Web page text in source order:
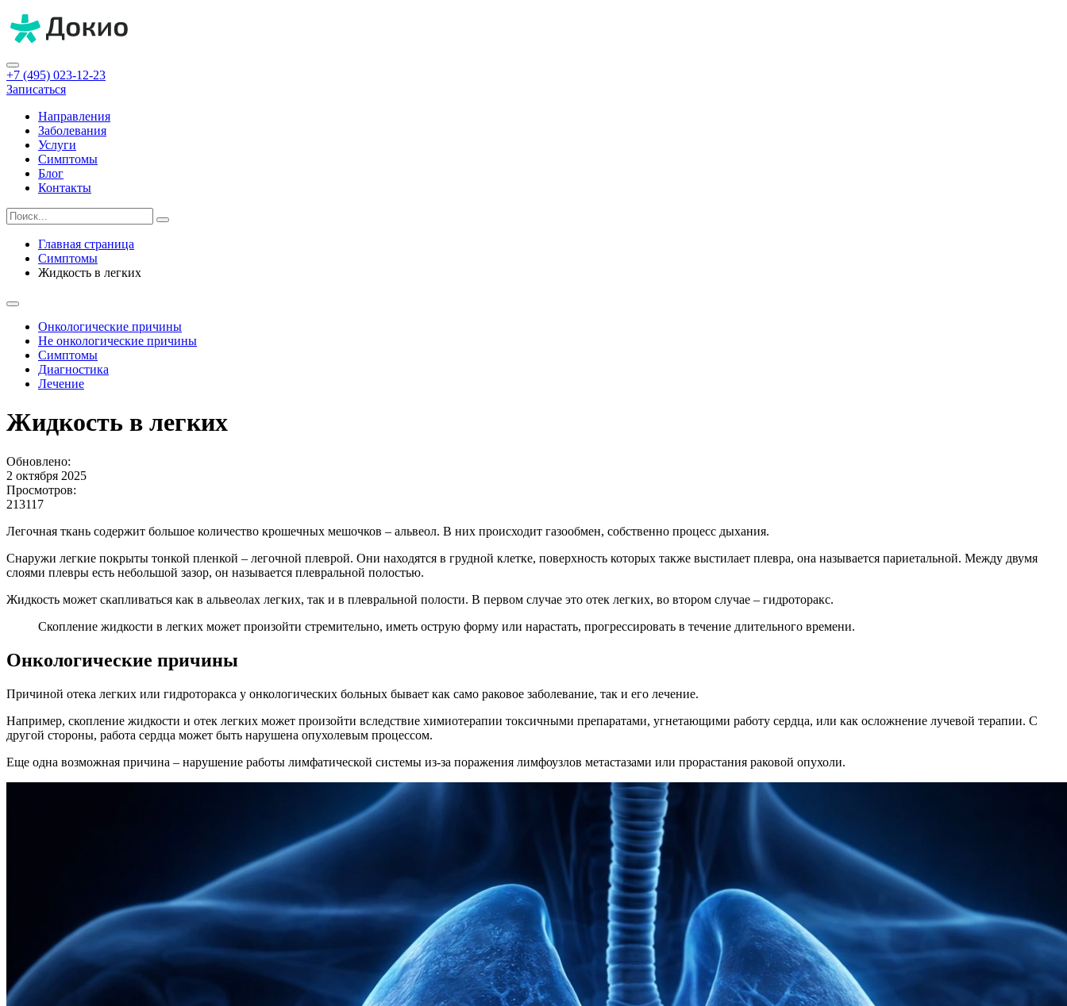
+7 (495) 023-12-23
Записаться
Направления
Заболевания
Услуги
Симптомы
Блог
Контакты
Главная страница
Симптомы
Жидкость в легких
Онкологические причины
Не онкологические причины
Симптомы
Диагностика
Лечение
Жидкость в легких
Обновлено:
2 октября 2025
Просмотров:
213117
Легочная ткань содержит большое количество крошечных мешочков – альвеол. В них происходит газообмен, собственно процесс дыхания.
Снаружи легкие покрыты тонкой пленкой – легочной плеврой. Они находятся в грудной клетке, поверхность которых также выстилает плевра, она называется париетальной. Между двумя
слоями плевры есть небольшой зазор, он называется плевральной полостью.
Жидкость может скапливаться как в альвеолах легких, так и в плевральной полости. В первом случае это отек легких, во втором случае – гидроторакс.
Скопление жидкости в легких может произойти стремительно, иметь острую форму или нарастать, прогрессировать в течение длительного времени.
Онкологические причины
Причиной отека легких или гидроторакса у онкологических больных бывает как само раковое заболевание, так и его лечение.
Например, скопление жидкости и отек легких может произойти вследствие химиотерапии токсичными препаратами, угнетающими работу сердца, или как осложнение лучевой терапии. С
другой стороны, работа сердца может быть нарушена опухолевым процессом.
Еще одна возможная причина – нарушение работы лимфатической системы из-за поражения лимфоузлов метастазами или прорастания раковой опухоли.